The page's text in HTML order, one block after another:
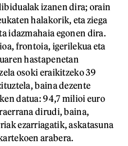
izanen dira; orain
halakorik, eta ziega
idazmahaia egonen dira.
frontoia, igerilekua eta
hastapenetan
osoki eraikitzeko 39
baina dezente
datua: 94,7 milioi euro
dirudi, baina,
ezarriagatik, askatasuna
arabera.